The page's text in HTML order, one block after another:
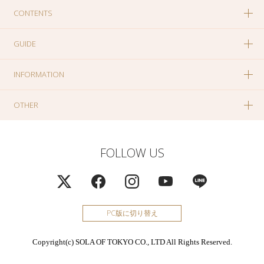
CONTENTS
GUIDE
INFORMATION
OTHER
FOLLOW US
PC版に切り替え
Copyright(c) SOLA OF TOKYO CO., LTD All Rights Reserved.